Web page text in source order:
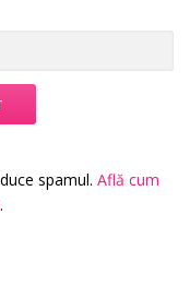
spamul. Află cum
.